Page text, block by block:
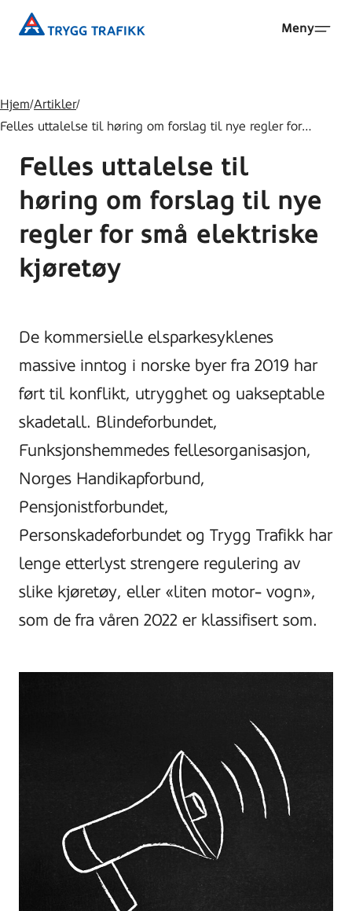
Trygg
Meny
Hjem/Artikler/
Felles uttalelse til høring om forslag til nye regler for…
Felles uttalelse til
høring om forslag til nye
regler for små elektriske
kjøretøy
De kommersielle elsparkesyklenes
massive inntog i norske byer fra 2019 har
ført til konflikt, utrygghet og uakseptable
skadetall. Blindeforbundet,
Funksjonshemmedes fellesorganisasjon,
Norges Handikapforbund,
Pensjonistforbundet,
Personskadeforbundet og Trygg Trafikk har
lenge etterlyst strengere regulering av
slike kjøretøy, eller «liten motor- vogn»,
som de fra våren 2022 er klassifisert som.